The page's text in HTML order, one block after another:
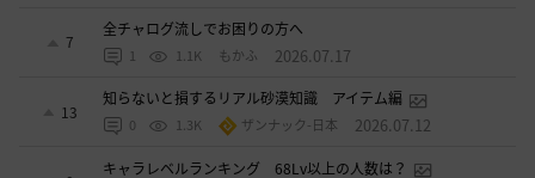
7
全チャログ流しでお困りの方へ
1 1.1K もかふ 2026.07.17
13
知らないと損するリアル砂漠知識 アイテム編
0 1.3K ザンナック-日本 2026.07.12
キャラレベルランキング 68Lv以上の人数は？